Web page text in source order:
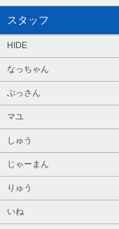
スタッフ
HIDE
なっちゃん
ぶっさん
マユ
しゅう
じゃーまん
りゅう
いね